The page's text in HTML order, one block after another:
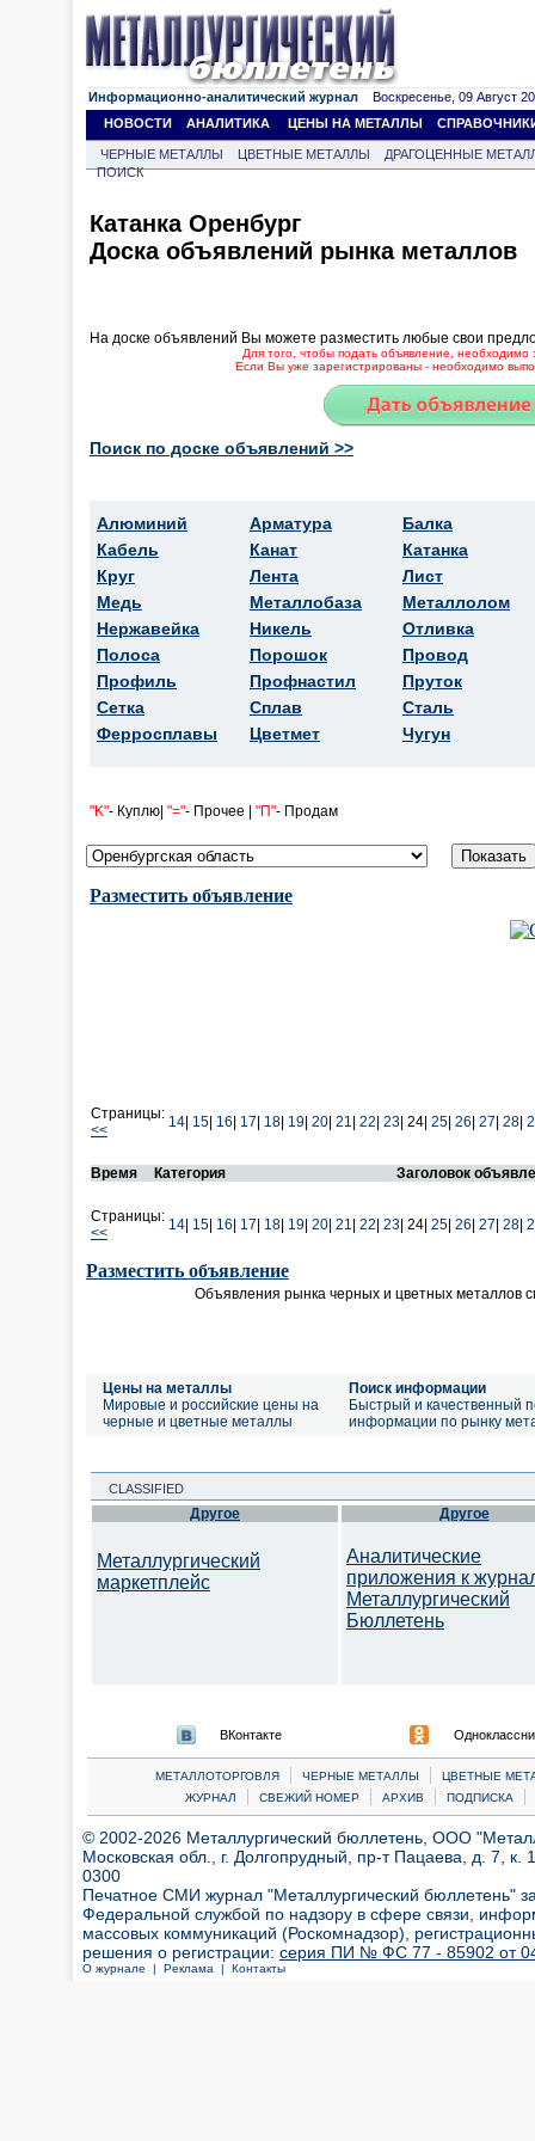
Информационно-аналитический журнал Воскресенье, 09 Август
НОВОСТИ
АНАЛИТИКА ЦЕНЫ НА МЕТАЛЛЫ
ЧЕРНЫЕ МЕТАЛЛЫ ЦВЕТНЫЕ МЕТАЛЛЫ
ДРАГОЦЕННЫЕ
ПОИСК
Катанка Оренбург
Доска объявлений рынка металлов
На доске объявлений Вы можете разместить любые свои
Для того, чтобы подать объявление, необходимо
Если Вы уже зарегистрированы - необходимо
Поиск по доске объявлений >>
Алюминий
Кабель
Круг
Медь
Нержавейка
Полоса
Профиль
Сетка
Ферросплавы
Арматура
Канат
Лента
Металлобаза
Никель
Порошок
Профнастил
Сплав
Цветмет
Балка
Катанка
Лист
Металлолом
Отливка
Провод
Пруток
Сталь
Чугун
"K"- Куплю| "="- Прочее | "П"- Продам
Разместить объявление
Страницы:
<<
14 15 16 17 18 19 20 21 22 23 24| 25 26 27 28
Время Категория Заголовок
Страницы:
<<
14 15 16 17 18 19 20 21 22 23 24| 25 26 27 28
Разместить объявление
Объявления рынка черных и цветных металлов
Цены на металлы
Мировые и российские цены на
черные и цветные металлы
Поиск информации
Быстрый и качественный
информации по рынку
CLASSIFIED
Другое
Металлургический
маркетплейс
Другое
Аналитические
приложения к
Металлургический
Бюллетень
ВКонтакте
МЕТАЛЛОТОРГОВЛЯ | ЧЕРНЫЕ МЕТАЛЛЫ |
ЦВЕТНЫЕ
ЖУРНАЛ
| СВЕЖИЙ НОМЕР | АРХИВ | ПОДПИСКА |
© 2002-2026 Металлургический бюллетень, ООО
Московская обл., г. Долгопрудный, пр-т Пацаева, д. 7,
0300
Печатное СМИ журнал "Металлургический бюллетень"
Федеральной службой по надзору в сфере связи,
массовых коммуникаций (Роскомнадзор),
решения о регистрации: серия ПИ № ФС 77 - 85902 от 04
О журнале | Реклама | Контакты